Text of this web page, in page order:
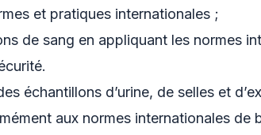
et pratiques internationales ;
de sang en appliquant les normes
échantillons d’urine, de selles et
aux normes internationales de